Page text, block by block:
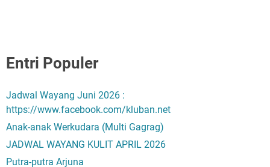
Entri Populer
Jadwal Wayang Juni 2026 :
https://www.facebook.com/kluban.net
Anak-anak Werkudara (Multi Gagrag)
JADWAL WAYANG KULIT APRIL 2026
Putra-putra Arjuna